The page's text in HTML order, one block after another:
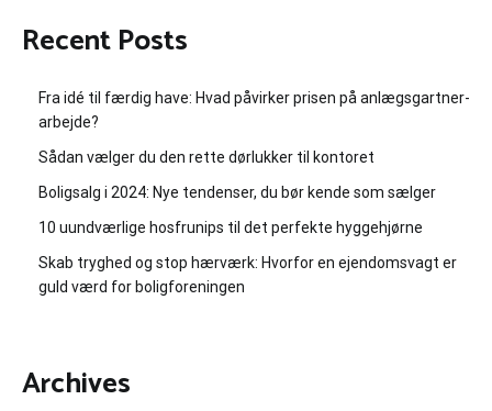
Recent Posts
Fra idé til færdig have: Hvad påvirker prisen på anlægsgartner-
arbejde?
Sådan vælger du den rette dørlukker til kontoret
Boligsalg i 2024: Nye tendenser, du bør kende som sælger
10 uundværlige hosfrunips til det perfekte hyggehjørne
Skab tryghed og stop hærværk: Hvorfor en ejendomsvagt er
guld værd for boligforeningen
Archives